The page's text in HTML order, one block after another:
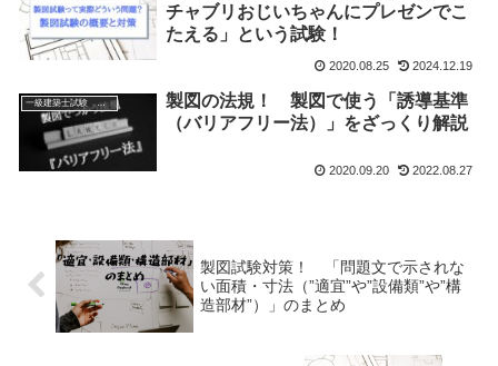
チャブリおじいちゃんにプレゼンでこ
たえる」という試験！
2020.08.25 2024.12.19
一級建築士試験 製図
製図の法規！ 製図で使う「誘導基準
（バリアフリー法）」をざっくり解説
2020.09.20 2022.08.27
製図試験対策！ 「問題文で示されな
い面積・寸法（”適宜”や”設備類”や”構
造部材”）」のまとめ